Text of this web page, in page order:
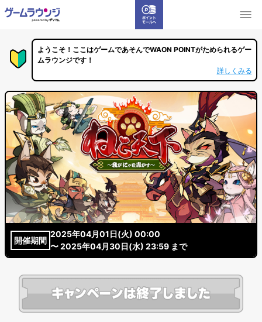
ようこそ！ここはゲームであそんでWAON POINTがためられるゲー
ムラウンジです！
詳しくみる
開催期間
2025年04月01日(火) 00:00
〜 2025年04月30日(水) 23:59 まで